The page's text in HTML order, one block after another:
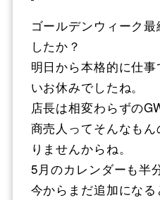
ゴールデンウィーク
したか？
明日から本格的に仕
いお休みでしたね。
店長は相変わらずの
商売人ってそんなも
りませんからね。
5月のカレンダーも半
今からまだ追加にな